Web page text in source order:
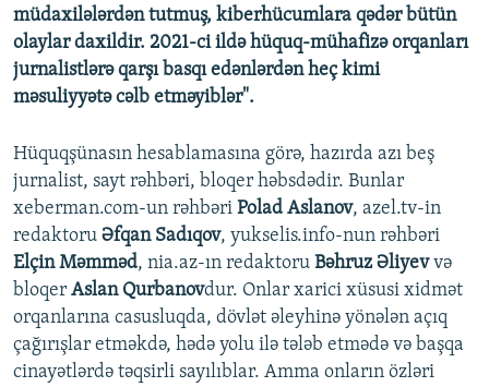
müdaxilələrdən tutmuş, kiberhücumlara qədər bütün
olaylar daxildir. 2021-ci ildə hüquq-mühafizə orqanları
jurnalistlərə qarşı basqı edənlərdən heç kimi
məsuliyyətə cəlb etməyiblər".
Hüquqşünasın hesablamasına görə, hazırda azı beş
jurnalist, sayt rəhbəri, bloqer həbsdədir. Bunlar
xeberman.com-un rəhbəri Polad Aslanov, azel.tv-in
redaktoru Əfqan Sadıqov, yukselis.info-nun rəhbəri
Elçin Məmməd, nia.az-ın redaktoru Bəhruz Əliyevvə
bloqer Aslan Qurbanovdur. Onlar xarici xüsusi xidmət
orqanlarına casusluqda, dövlət əleyhinə yönələn açıq
çağırışlar etməkdə, hədə yolu ilə tələb etmədə və başqa
cinayətlərdə təqsirli sayılıblar. Amma onların özləri